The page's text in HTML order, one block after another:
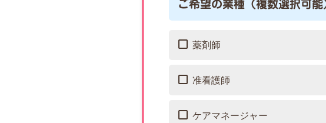
ご希望の業種（複数選択可能
薬剤師
准看護師
ケアマネージャー